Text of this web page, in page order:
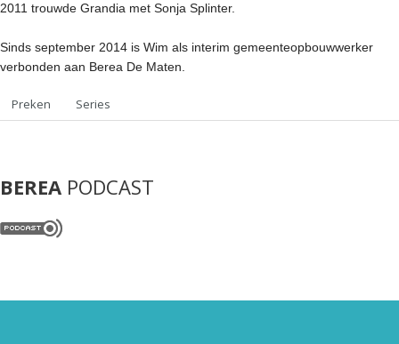
2011 trouwde Grandia met Sonja Splinter.
Sinds september 2014 is Wim als interim gemeenteopbouwwerker
verbonden aan Berea De Maten.
Preken Series
BEREA PODCAST